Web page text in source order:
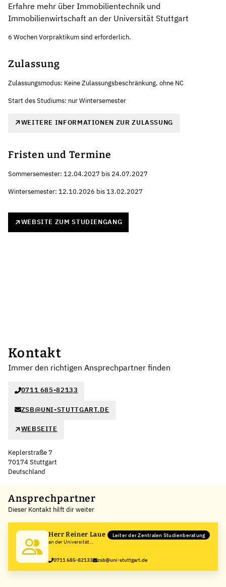
Erfahre mehr über Immobilientechnik und
Immobilienwirtschaft an der Universität Stuttgart
6 Wochen Vorpraktikum sind erforderlich.
Zulassung
Zulassungsmodus: Keine Zulassungsbeschränkung, ohne NC
Start des Studiums: nur Wintersemester
WEITERE INFORMATIONEN ZUR ZULASSUNG
Fristen und Termine
Sommersemester: 12.04.2027 bis 24.07.2027
Wintersemester: 12.10.2026 bis 13.02.2027
WEBSITE ZUM STUDIENGANG
Kontakt
Immer den richtigen Ansprechpartner finden
0711 685-82133
ZSB@UNI-STUTTGART.DE
WEBSEITE
Keplerstraße 7
70174 Stuttgart
Deutschland
+
−
Ansprechpartner
Dieser Kontakt hilft dir weiter
Herr Reiner Laue
an der Universität
Leiter der Zentralen Studienberatung
0711 685-82133 zsb@uni-stuttgart.de